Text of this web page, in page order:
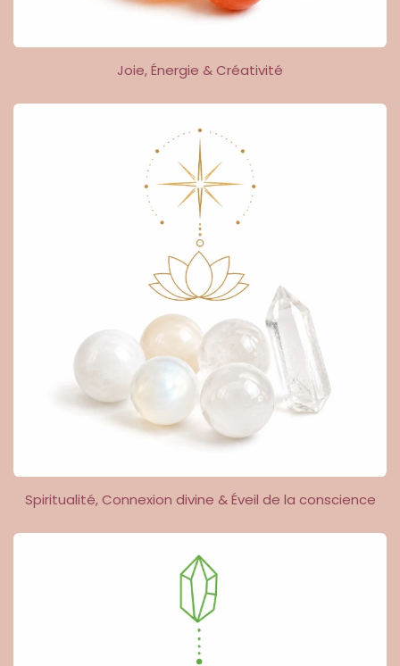
Joie, Énergie & Créativité
Spiritualité, Connexion divine & Éveil de la conscience